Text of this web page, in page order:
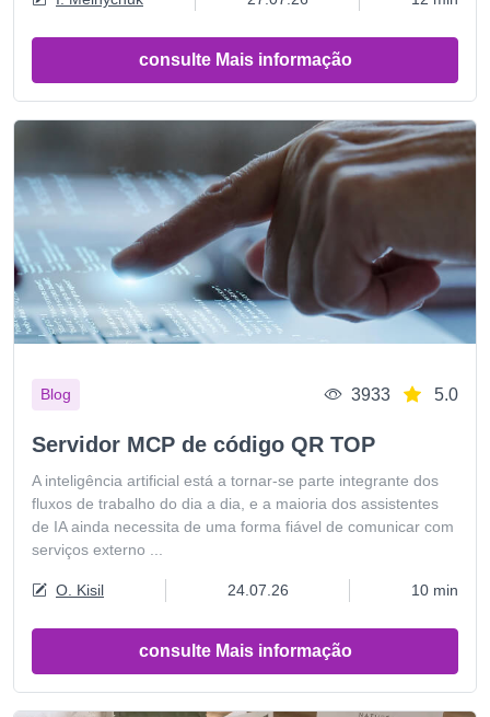
consulte Mais informação
Blog 3933 5.0
Servidor MCP de código QR TOP
A inteligência artificial está a tornar-se parte integrante dos
fluxos de trabalho do dia a dia, e a maioria dos assistentes
de IA ainda necessita de uma forma fiável de comunicar com
serviços externo ...
O. Kisil 24.07.26 10 min
consulte Mais informação